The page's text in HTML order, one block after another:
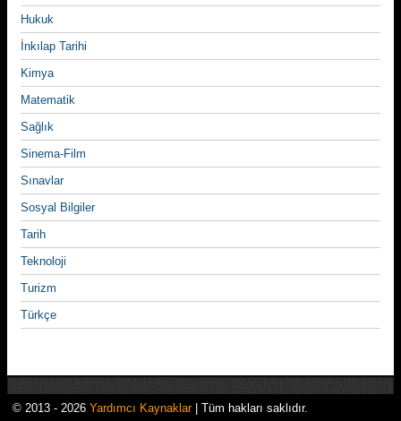
Hukuk
İnkılap Tarihi
Kimya
Matematik
Sağlık
Sinema-Film
Sınavlar
Sosyal Bilgiler
Tarih
Teknoloji
Turizm
Türkçe
© 2013 - 2026 Yardımcı Kaynaklar| Tüm hakları saklıdır.